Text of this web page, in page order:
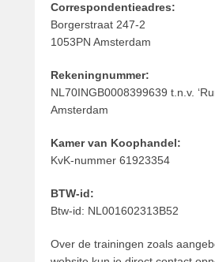
n
i
2
1
8
d
o
r
d
Correspondentieadres:
Borgerstraat 247-2
1053PN Amsterdam
Rekeningnummer:
NL70INGB0008399639 t.n.v.
Amsterdam
Kamer van Koophandel:
KvK-nummer 61923354
BTW-id:
Btw-id: NL001602313B52
Over de trainingen zoals